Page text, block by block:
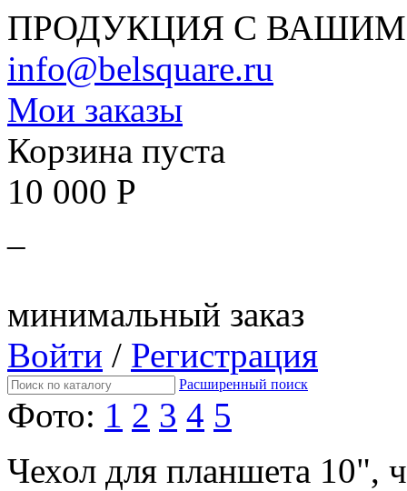
ПРОДУКЦИЯ С
info@belsquare.ru
Мои заказы
Корзина пуста
10 000 Р
минимальный заказ
Войти / Регистрация
Расширенный поиск
Фото: 1 2 3 4 5
Чехол для планшета 10",